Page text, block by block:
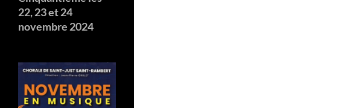
22, 23 et 24
novembre 2024